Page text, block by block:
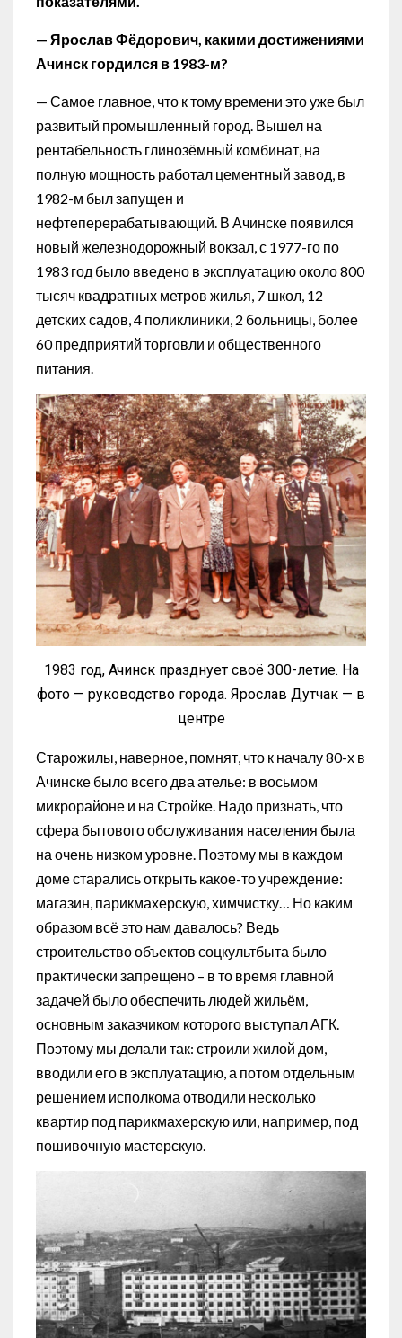
— Ярослав Фёдорович, какими достижениями
Ачинск гордился в 1983-м?
— Самое главное, что к тому времени это уже был
развитый промышленный город. Вышел на
рентабельность глинозёмный комбинат, на
полную мощность работал цементный завод, в
1982-м был запущен и
нефтеперерабатывающий. В Ачинске появился
новый железнодорожный вокзал, с 1977-го по
1983 год было введено в эксплуатацию около 800
тысяч квадратных метров жилья, 7 школ, 12
детских садов, 4 поликлиники, 2 больницы, более
60 предприятий торговли и общественного
питания.
1983 год, Ачинск празднует своё 300-летие. На
фото — руководство города. Ярослав Дутчак — в
центре
Старожилы, наверное, помнят, что к началу 80-х в
Ачинске было всего два ателье: в восьмом
микрорайоне и на Стройке. Надо признать, что
сфера бытового обслуживания населения была
на очень низком уровне. Поэтому мы в каждом
доме старались открыть какое-то учреждение:
магазин, парикмахерскую, химчистку… Но каким
образом всё это нам давалось? Ведь
строительство объектов соцкультбыта было
практически запрещено – в то время главной
задачей было обеспечить людей жильём,
основным заказчиком которого выступал АГК.
Поэтому мы делали так: строили жилой дом,
вводили его в эксплуатацию, а потом отдельным
решением исполкома отводили несколько
квартир под парикмахерскую или, например, под
пошивочную мастерскую.